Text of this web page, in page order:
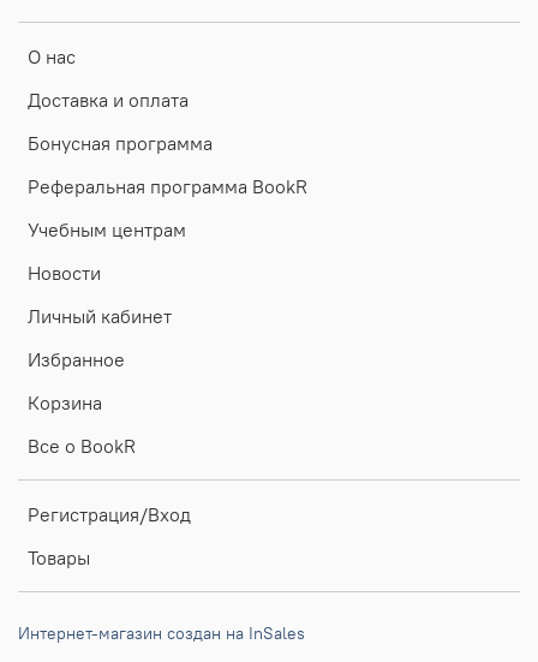
О нас
Доставка и оплата
Бонусная программа
Реферальная программа BookR
Учебным центрам
Новости
Личный кабинет
Избранное
Корзина
Все о BookR
Регистрация/Вход
Товары
Интернет-магазин создан на InSales